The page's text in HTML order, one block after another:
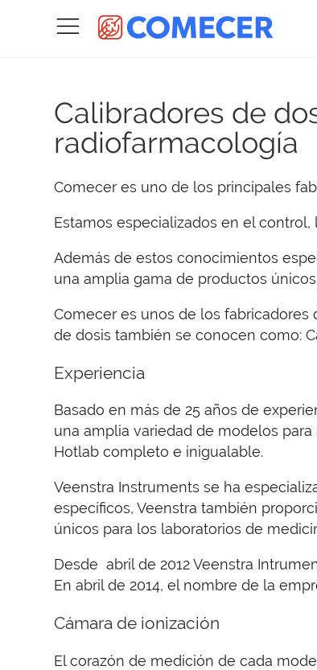
Calibradores de
radiofarmacología
Comecer es uno de los principales
Estamos especializados en el
Además de estos conocimientos
una amplia gama de productos
Comecer es unos de los fabricadores
de dosis también se conocen como:
Experiencia
Basado en más de 25 años de
una amplia variedad de modelos
Hotlab completo e inigualable.
Veenstra Instruments se ha
específicos, Veenstra también
únicos para los laboratorios de
Desde abril de 2012 Veenstra
En abril de 2014, el nombre de la
Cámara de ionización
El corazón de medición de cada